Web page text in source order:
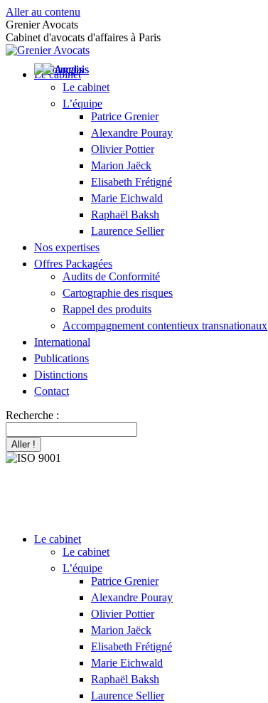
Aller au contenu
Grenier Avocats
Cabinet d'avocats d'affaires à Paris
Le cabinet
Le cabinet
L’équipe
Patrice Grenier
Alexandre Pouray
Olivier Pottier
Marion Jaëck
Elisabeth Frétigné
Marie Eichwald
Raphaël Baksh
Laurence Sellier
Nos expertises
Offres Packagées
Audits de Conformité
Cartographie des risques
Rappel des produits
Accompagnement contentieux transnationaux
International
Publications
Distinctions
Contact
Recherche :
Le cabinet
Le cabinet
L’équipe
Patrice Grenier
Alexandre Pouray
Olivier Pottier
Marion Jaëck
Elisabeth Frétigné
Marie Eichwald
Raphaël Baksh
Laurence Sellier